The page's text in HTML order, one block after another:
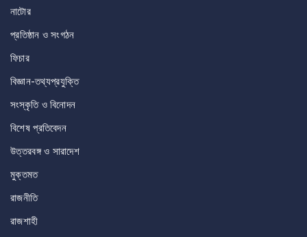
নাটোর
প্রতিষ্ঠান ও সংগঠন
ফিচার
বিজ্ঞান-তথ্যপ্রযুক্তি
সংস্কৃতি ও বিনোদন
বিশেষ প্রতিবেদন
উত্তরবঙ্গ ও সারাদেশ
মুক্তমত
রাজনীতি
রাজশাহী